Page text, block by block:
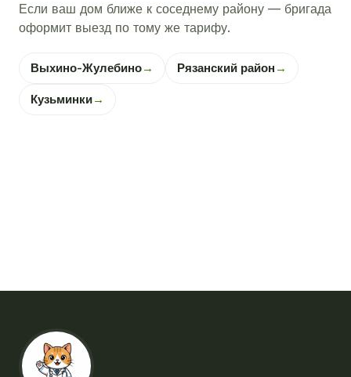
Если ваш дом ближе к соседнему району — бригада
оформит выезд по тому же тарифу.
Выхино-Жулебино→ Рязанский район →
Кузьминки→